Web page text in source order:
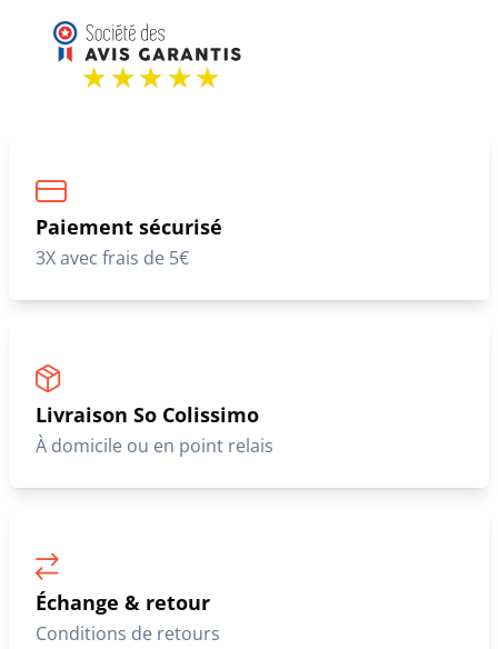
Paiement sécurisé
3X avec frais de 5€
Livraison So Colissimo
À domicile ou en point relais
Échange & retour
Conditions de retours